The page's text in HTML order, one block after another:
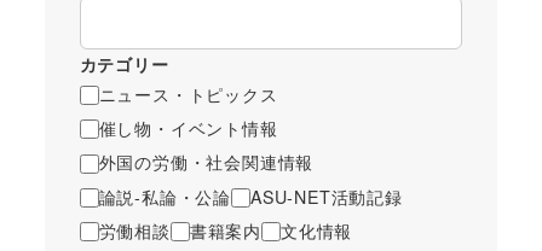
カテゴリー
ニュース・トピックス
催し物・イベント情報
外国の労働・社会関連情報
論説-私論・公論
ASU-NET活動記録
労働相談
書籍案内
文化情報